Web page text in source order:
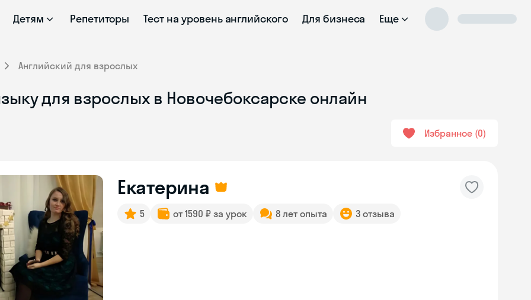
Детям Репетиторы Тест на уровень английского Для бизнеса Еще
Английский для взрослых
для взрослых в Новочебоксарске онлайн
Избранное 0
Екатерина
5 от 1590 ₽ за урок 8 лет опыта 3 отзыва